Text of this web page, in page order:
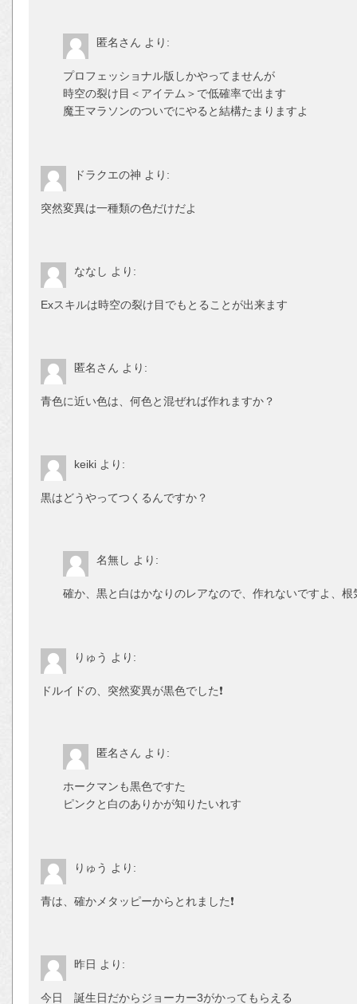
匿名さん より:
プロフェッショナル版しかやってませんが
時空の裂け目＜アイテム＞で低確率で出ます
魔王マラソンのついでにやると結構たまりますよ
ドラクエの神 より:
突然変異は一種類の色だけだよ
ななし より:
Exスキルは時空の裂け目でもとることが出来ます
匿名さん より:
青色に近い色は、何色と混ぜれば作れますか？
keiki より:
黒はどうやってつくるんですか？
名無し より:
確か、黒と白はかなりのレアなので、作れないですよ、
りゅう より:
ドルイドの、突然変異が黒色でした❗
匿名さん より:
ホークマンも黒色ですた
ピンクと白のありかが知りたいれす
りゅう より:
青は、確かメタッピーからとれました❗
昨日 より:
今日 誕生日だからジョーカー3がかってもらえる